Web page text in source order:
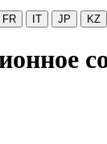
FR IT JP KZ